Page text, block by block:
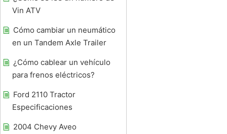
Vin ATV
Cómo cambiar un neumático
en un Tandem Axle Trailer
¿Cómo cablear un vehículo
para frenos eléctricos?
Ford 2110 Tractor
Especificaciones
2004 Chevy Aveo